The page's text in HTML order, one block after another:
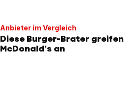
Anbieter im Vergleich
Diese Burger-Brater greifen
McDonald's an